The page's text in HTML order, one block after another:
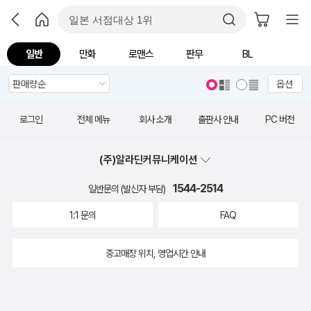
일반 만화 로맨스 판무 BL
옵션
로그인 전체 메뉴 회사 소개 출판사 안내 PC 버전
(주)알라딘커뮤니케이션
일반문의 (발신자 부담) 1544-2514
1:1 문의 FAQ
중고매장 위치, 영업시간 안내